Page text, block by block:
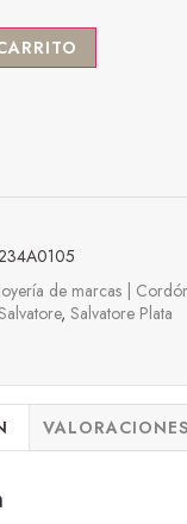
Joyería de marcas |
, Salvatore Plata